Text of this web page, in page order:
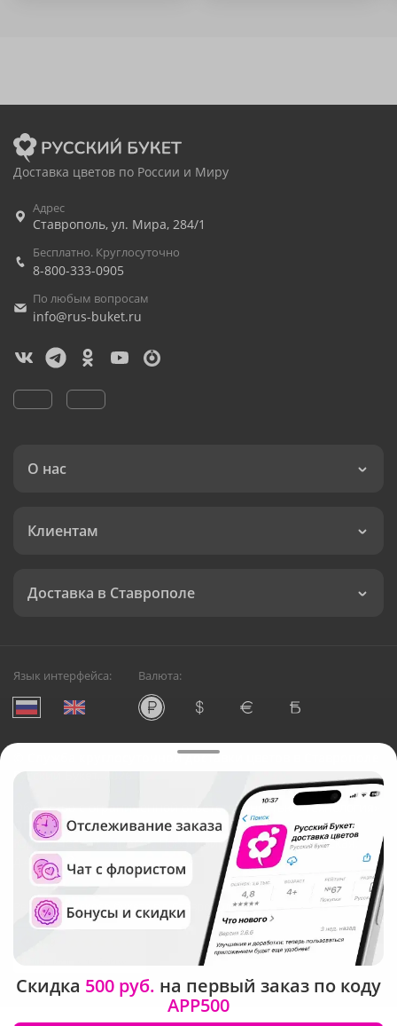
Доставка цветов по России и Миру
Адрес
Ставрополь, ул. Мира, 284/1
Бесплатно. Круглосуточно
8-800-333-0905
По любым вопросам
info@rus-buket.ru
О нас
Клиентам
Доставка в Ставрополе
Язык интерфейса: Валюта:
Служба круглосуточной доставки цветов в Ставрополе
Русский Букет, 2026
Общество с ограниченной ответственностью «Технология»
ОГРН: 1195476081745, ИНН: 5410081997
Юридический адрес: г. Новосибирск, ул. Ипподромская,
д.42, оф. 3
Рейтинг Русского букета в г. Ставрополь
Скидка 500 руб. на первый заказ по коду
APP500